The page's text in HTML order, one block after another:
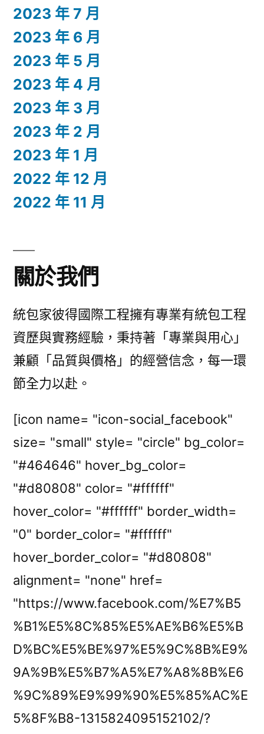
2023 年 7 月
2023 年 6 月
2023 年 5 月
2023 年 4 月
2023 年 3 月
2023 年 2 月
2023 年 1 月
2022 年 12 月
2022 年 11 月
關於我們
統包家彼得國際工程擁有專業有統包工程
資歷與實務經驗，秉持著「專業與用心」
兼顧「品質與價格」的經營信念，每一環
節全力以赴。
[icon name= "icon-social_facebook"
size= "small" style= "circle" bg_color=
"#464646" hover_bg_color=
"#d80808" color= "#ffffff"
hover_color= "#ffffff" border_width=
"0" border_color= "#ffffff"
hover_border_color= "#d80808"
alignment= "none" href=
"https://www.facebook.com/%E7%B5
%B1%E5%8C%85%E5%AE%B6%E5%B
D%BC%E5%BE%97%E5%9C%8B%E9%
9A%9B%E5%B7%A5%E7%A8%8B%E6
%9C%89%E9%99%90%E5%85%AC%E
5%8F%B8-1315824095152102/?